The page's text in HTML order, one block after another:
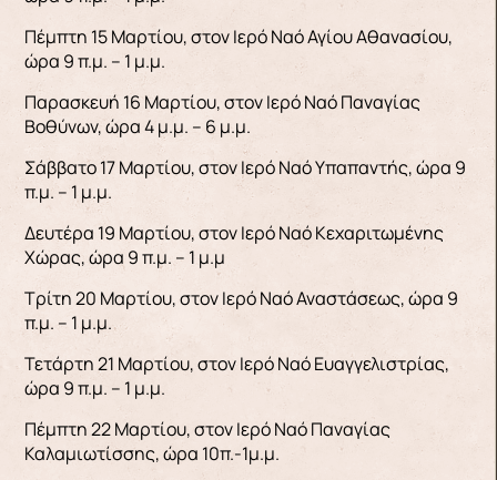
Πέμπτη 15 Μαρτίου, στον Ιερό Ναό Αγίου Αθανασίου,
ώρα 9 π.μ. – 1 μ.μ.
Παρασκευή 16 Μαρτίου, στον Ιερό Ναό Παναγίας
Βοθύνων, ώρα 4 μ.μ. – 6 μ.μ.
Σάββατο 17 Μαρτίου, στον Ιερό Ναό Υπαπαντής, ώρα 9
π.μ. – 1 μ.μ.
Δευτέρα 19 Μαρτίου, στον Ιερό Ναό Κεχαριτωμένης
Χώρας, ώρα 9 π.μ. – 1 μ.μ
Τρίτη 20 Μαρτίου, στον Ιερό Ναό Αναστάσεως, ώρα 9
π.μ. – 1 μ.μ.
Τετάρτη 21 Μαρτίου, στον Ιερό Ναό Ευαγγελιστρίας,
ώρα 9 π.μ. – 1 μ.μ.
Πέμπτη 22 Μαρτίου, στον Ιερό Ναό Παναγίας
Καλαμιωτίσσης, ώρα 10π.-1μ.μ.